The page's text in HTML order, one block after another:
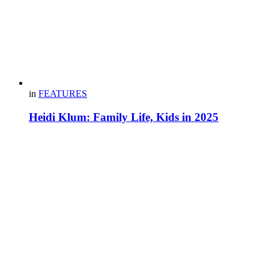
in FEATURES
Heidi Klum: Family Life, Kids in 2025